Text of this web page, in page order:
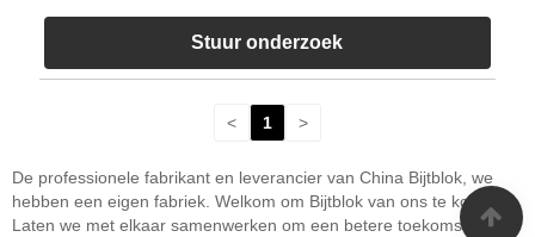
Stuur onderzoek
< 1 >
De professionele fabrikant en leverancier van China Bijtblok, we
hebben een eigen fabriek. Welkom om Bijtblok van ons te kopen.
Laten we met elkaar samenwerken om een ​​betere toekomst en